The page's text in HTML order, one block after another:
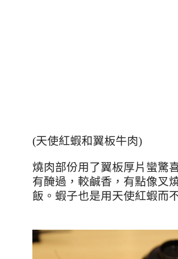
(天使紅蝦和翼板牛肉)
燒肉部份用了翼板厚片蠻驚
有醃過，較鹹香，有點像叉
飯。蝦子也是用天使紅蝦而